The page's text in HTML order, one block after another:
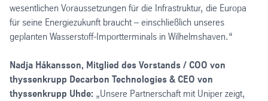
wesentlichen Voraussetzungen für die Infrastruktur, die Europa
für seine Energiezukunft braucht – einschließlich unseres
geplanten Wasserstoff-Importterminals in Wilhelmshaven.“
Nadja Håkansson, Mitglied des Vorstands / COO von
thyssenkrupp Decarbon Technologies & CEO von
thyssenkrupp Uhde: „Unsere Partnerschaft mit Uniper zeigt,